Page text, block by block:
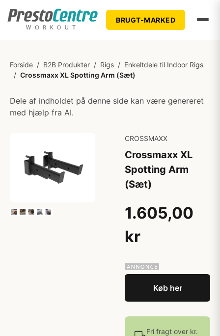
BRUGT-MARKED
Forside / B2B Produkter / Rigs / Enkeltdele til Indoor Rigs
/ Crossmaxx XL Spotting Arm (Sæt)
Dele af indholdet på denne side kan være genereret
med hjælp fra AI.
CROSSMAXX
Crossmaxx XL
Spotting Arm
(Sæt)
1.605,00
kr
Køb her
Fri fragt over kr.